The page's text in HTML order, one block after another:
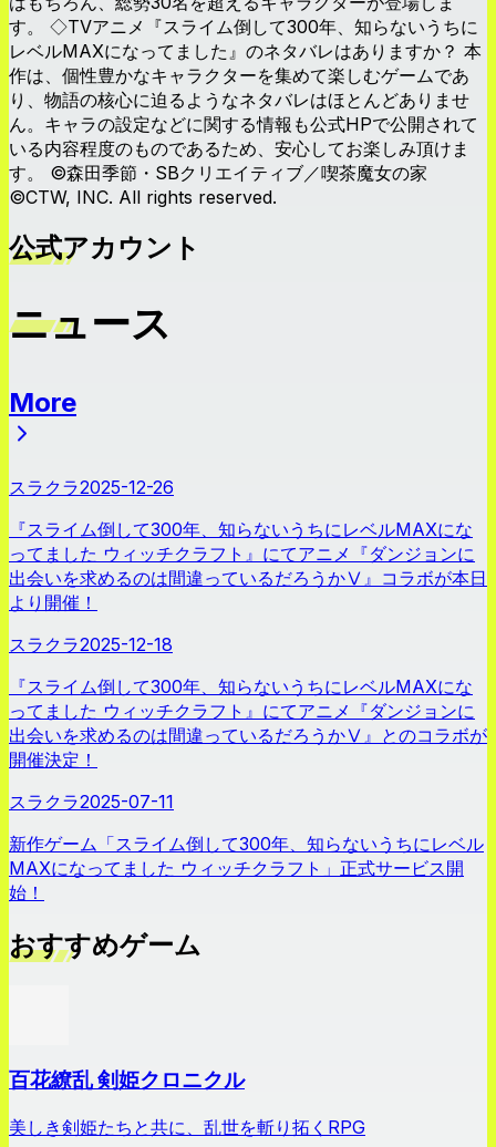
す。 ◇TVアニメ『スライム倒して300年、知らないうちに
レベルMAXになってました』のネタバレはありますか？ 本
作は、個性豊かなキャラクターを集めて楽しむゲームであ
り、物語の核心に迫るようなネタバレはほとんどありませ
ん。キャラの設定などに関する情報も公式HPで公開されて
いる内容程度のものであるため、安心してお楽しみ頂けま
す。 ©森田季節・SBクリエイティブ／喫茶魔女の家
©CTW, INC. All rights reserved.
公式アカウント
ニュース
More
スラクラ2025-12-26
『スライム倒して300年、知らないうちにレベルMAXにな
ってました ウィッチクラフト』にてアニメ『ダンジョンに
出会いを求めるのは間違っているだろうかⅤ』コラボが本日
より開催！
スラクラ2025-12-18
『スライム倒して300年、知らないうちにレベルMAXにな
ってました ウィッチクラフト』にてアニメ『ダンジョンに
出会いを求めるのは間違っているだろうかⅤ』とのコラボが
開催決定！
スラクラ2025-07-11
新作ゲーム「スライム倒して300年、知らないうちにレベル
MAXになってました ウィッチクラフト」正式サービス開
始！
おすすめゲーム
百花繚乱 剣姫クロニクル
美しき剣姫たちと共に、乱世を斬り拓くRPG